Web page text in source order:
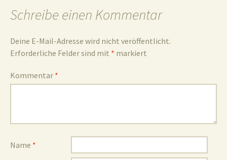
Schreibe einen Kommentar
Deine E-Mail-Adresse wird nicht veröffentlicht.
Erforderliche Felder sind mit * markiert
Kommentar *
Name *